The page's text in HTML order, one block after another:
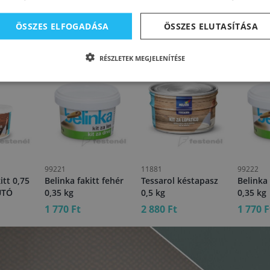
0,75
99221
Belinka fakitt fehér
0,35 kg
1 770 Ft
11881
Tessarol késtapasz
0,5 kg
2 880 Ft
99222
0,35 kg
1 770
ÖSSZES ELFOGADÁSA ÖSSZES ELUTASÍTÁSA
RÉSZLETEK MEGJELENÍTÉSE